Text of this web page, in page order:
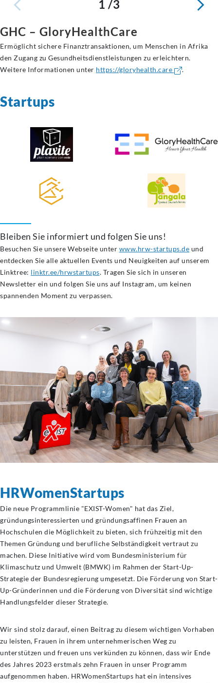
1 /3
GHC – GloryHealthCare
Ermöglicht sichere Finanztransaktionen, um Menschen in Afrika
den Zugang zu Gesundheitsdienstleistungen zu erleichtern.
Weitere Informationen unter https://gloryhealth.care .
Startups
Bleiben Sie informiert und folgen Sie uns!
Besuchen Sie unsere Webseite unter www.hrw-startups.de und
entdecken Sie alle aktuellen Events und Neuigkeiten auf unserem
Linktree: linktr.ee/hrwstartups. Tragen Sie sich in unseren
Newsletter ein und folgen Sie uns auf Instagram, um keinen
spannenden Moment zu verpassen.
HRWomenStartups
Die neue Programmlinie "EXIST-Women" hat das Ziel,
gründungsinteressierten und gründungsaffinen Frauen an
Hochschulen die Möglichkeit zu bieten, sich frühzeitig mit den
Themen Gründung und berufliche Selbständigkeit vertraut zu
machen. Diese Initiative wird vom Bundesministerium für
Klimaschutz und Umwelt (BMWK) im Rahmen der Start-Up-
Strategie der Bundesregierung umgesetzt. Die Förderung von Start-
Up-Gründerinnen und die Förderung von Diversität sind wichtige
Handlungsfelder dieser Strategie.
Wir sind stolz darauf, einen Beitrag zu diesem wichtigen Vorhaben
zu leisten, Frauen in ihrem unternehmerischen Weg zu
unterstützen und freuen uns verkünden zu können, dass wir Ende
des Jahres 2023 erstmals zehn Frauen in unser Programm
aufgenommen haben. HRWomenStartups hat ein intensives